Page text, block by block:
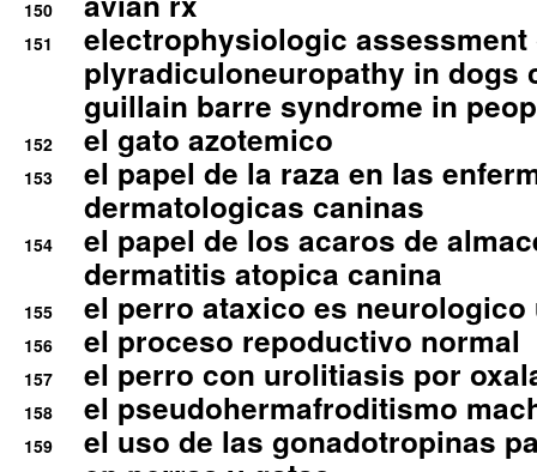
150
151
electrophysiologic assessment
plyradiculoneuropathy in dogs
guillain barre syndrome in
152 el gato azotemico
153
el papel de la raza en las
dermatologicas caninas
154
el papel de los acaros de
dermatitis atopica canina
155 el perro ataxico es
156 el proceso repoductivo normal
157 el perro con urolitiasis por
158 el pseudohermafroditismo
159
el uso de las gonadotropinas